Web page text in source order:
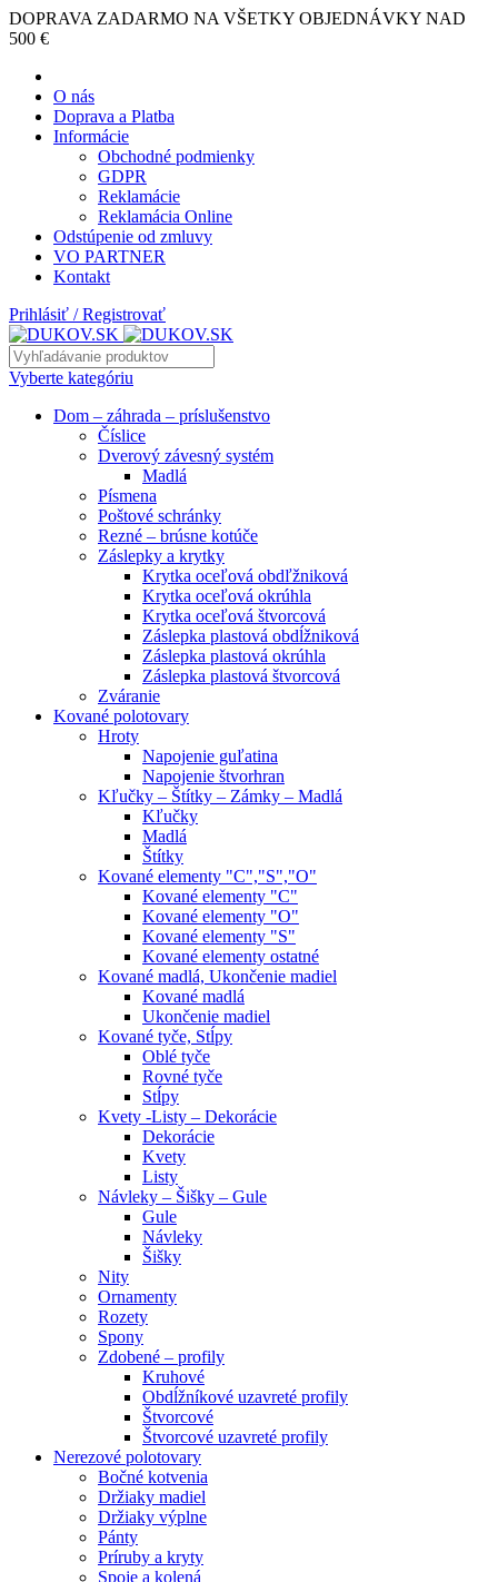
DOPRAVA ZADARMO NA VŠETKY OBJEDNÁVKY NAD
500 €
O nás
Doprava a Platba
Informácie
Obchodné podmienky
GDPR
Reklamácie
Reklamácia Online
Odstúpenie od zmluvy
VO PARTNER
Kontakt
Prihlásiť / Registrovať
Vyberte kategóriu
Dom – záhrada – príslušenstvo
Číslice
Dverový závesný systém
Madlá
Písmena
Poštové schránky
Rezné – brúsne kotúče
Záslepky a krytky
Krytka oceľová obdľžniková
Krytka oceľová okrúhla
Krytka oceľová štvorcová
Záslepka plastová obdĺžniková
Záslepka plastová okrúhla
Záslepka plastová štvorcová
Zváranie
Kované polotovary
Hroty
Napojenie guľatina
Napojenie štvorhran
Kľučky – Štítky – Zámky – Madlá
Kľučky
Madlá
Štítky
Kované elementy "C","S","O"
Kované elementy "C"
Kované elementy "O"
Kované elementy "S"
Kované elementy ostatné
Kované madlá, Ukončenie madiel
Kované madlá
Ukončenie madiel
Kované tyče, Stĺpy
Oblé tyče
Rovné tyče
Stĺpy
Kvety -Listy – Dekorácie
Dekorácie
Kvety
Listy
Návleky – Šišky – Gule
Gule
Návleky
Šišky
Nity
Ornamenty
Rozety
Spony
Zdobené – profily
Kruhové
Obdĺžníkové uzavreté profily
Štvorcové
Štvorcové uzavreté profily
Nerezové polotovary
Bočné kotvenia
Držiaky madiel
Držiaky výplne
Pánty
Príruby a kryty
Spoje a kolená